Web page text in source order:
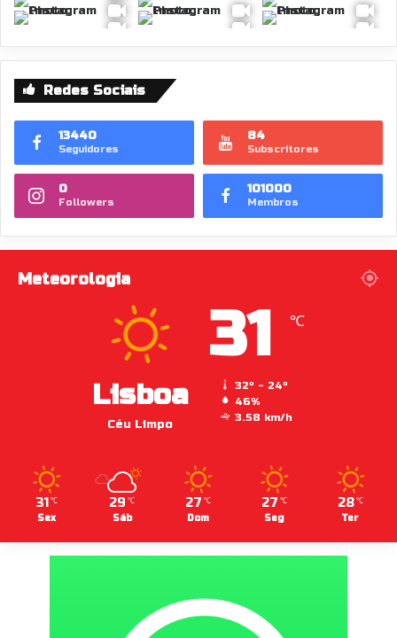
Redes Sociais
13440
Seguidores
84
Subscritores
0
Followers
101000
Membros
Meteorologia
Lisboa
Céu Limpo
31 ℃
32º - 24º
46%
3.58 km/h
31 ℃
Sex
29 ℃
Sáb
27 ℃
Dom
27 ℃
Seg
28 ℃
Ter